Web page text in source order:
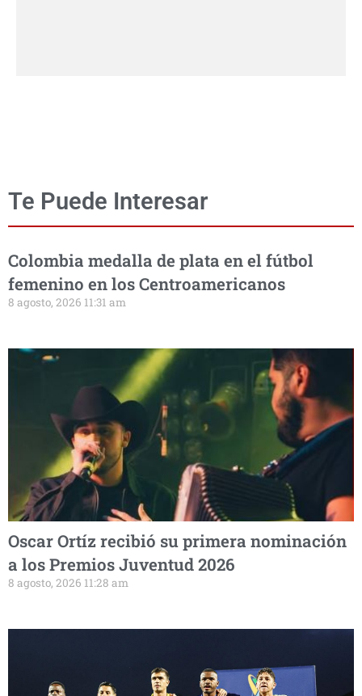
Te Puede Interesar
Colombia medalla de plata en el fútbol
femenino en los Centroamericanos
8 agosto, 2026 11:31 am
Oscar Ortíz recibió su primera nominación
a los Premios Juventud 2026
8 agosto, 2026 11:28 am